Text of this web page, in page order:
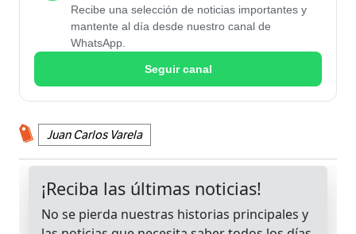
Recibe una selección de noticias importantes y
mantente al día desde nuestro canal de
WhatsApp.
Seguir canal
Juan Carlos Varela